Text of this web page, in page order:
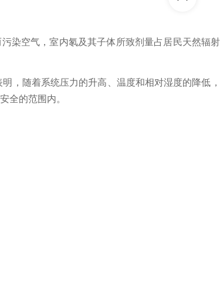
染空气，室内氡及其子体所致剂量占居民天然辐
，随着系统压力的升高、温度和相对湿度的降低
全的范围内。